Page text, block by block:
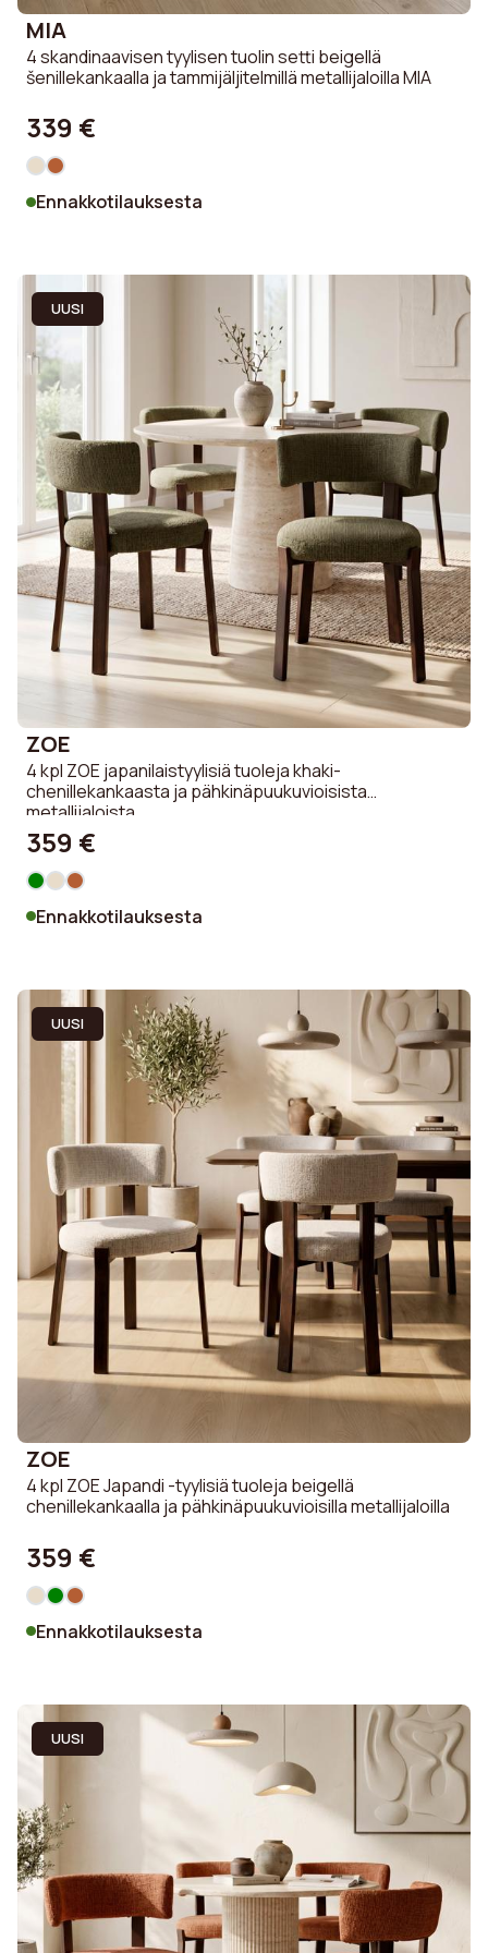
MIA
4 skandinaavisen tyylisen tuolin setti beigellä
šenillekankaalla ja tammijäljitelmillä metallijaloilla MIA
339 €
Ennakkotilauksesta
UUSI
ZOE
4 kpl ZOE japanilaistyylisiä tuoleja khaki-
chenillekankaasta ja pähkinäpuukuvioisista
metallijaloista
359 €
Ennakkotilauksesta
UUSI
ZOE
4 kpl ZOE Japandi -tyylisiä tuoleja beigellä
chenillekankaalla ja pähkinäpuukuvioisilla metallijaloilla
359 €
Ennakkotilauksesta
UUSI